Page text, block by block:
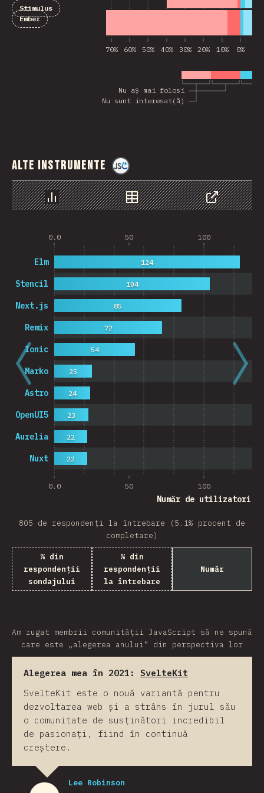
Nu sunt interesat(ă)
Nu aș mai folosi
70% 60% 50% 40% 30% 20% 10% 0%
Stimulus
Ember
Alte instrumente
Grafic Date Share
0.0 50 100
0.0 50 100
Număr de utilizatori
Nuxt
Aurelia
OpenUI5
Astro
Marko
Ionic
Remix
Next.js
Stencil
Elm
22
22
23
24
25
54
72
85
104
124
805 de respondenți la întrebare (5.1% procent de
completare)
% din
respondenții
sondajului
% din
respondenții
la întrebare
Număr
Am rugat membrii comunității JavaScript să ne spună
care este „alegerea anului” din perspectiva lor
Alegerea mea în 2021: SvelteKit
SvelteKit este o nouă variantă pentru
dezvoltarea web și a strâns în jurul său
o comunitate de susținători incredibil
de pasionați, fiind în continuă
creștere.
Lee Robinson